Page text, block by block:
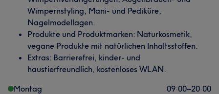
Wimpernstyling, Mani- und Pediküre,
Nagelmodellagen.
Produkte und Produktmarken: Naturkosmetik,
vegane Produkte mit natürlichen Inhaltsstoffen.
Extras: Barrierefrei, kinder- und
haustierfreundlich, kostenloses WLAN.
Montag
09:00–20:00